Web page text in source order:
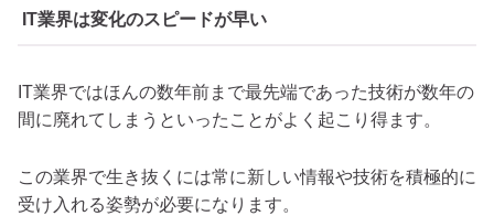
IT業界は変化のスピードが早い
IT業界ではほんの数年前まで最先端であった技術が数年の
間に廃れてしまうといったことがよく起こり得ます。
この業界で生き抜くには常に新しい情報や技術を積極的に
受け入れる姿勢が必要になります。